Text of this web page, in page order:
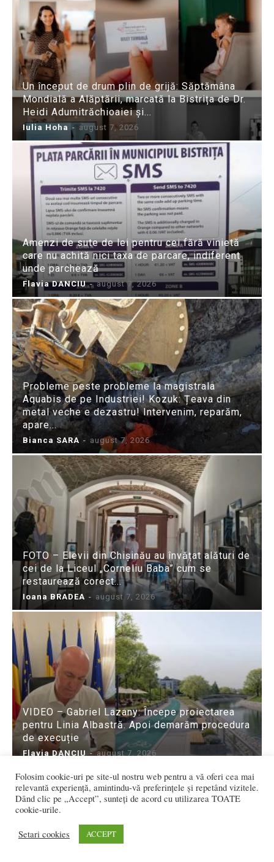
Un început de drum plin de grijă: Săptămâna
Mondială a Alăptării, marcată la Bistrița de Dr.
Heidi Adumitrăchioaiei și...
Iulia Hoha - august 7, 2026
Amenzi de sute de lei pentru cei fără vinietă
care nu achită nici taxa de parcare, indiferent
unde parchează
Flavia DANCIU - august 7, 2026
Probleme peste probleme la magistrala
Aquabis de pe Industriei! Kozuk: Țeava din
metal veche e dezastru! Intervenim, reparăm,
apare...
Bianca SARA - august 7, 2026
FOTO – Elevii din Chișinău au învățat alături de
cei de la Liceul „Corneliu Baba” cum se
restaurează corect...
Ioana BRADEA - august 7, 2026
VIDEO – Gabriel Lazany: Începe proiectarea
pentru Linia Albastră. Apoi demarăm procedura
de execuție
Flavia DANCIU - august 7, 2026
Folosim cookie-uri pe site-ul nostru web pentru a vă oferi cea mai
relevantă experiență, amintindu-vă preferințele și repetând vizitele.
Dând clic pe „Accept”, sunteți de acord cu utilizarea TOATE
cookie-urile.
Setari cookies ACCEPT